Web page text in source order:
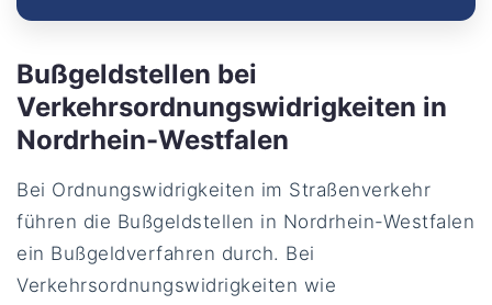
Bußgeldstellen bei
Verkehrsordnungswidrigkeiten in
Nordrhein-Westfalen
Bei Ordnungswidrigkeiten im Straßenverkehr
führen die Bußgeldstellen in Nordrhein-Westfalen
ein Bußgeldverfahren durch. Bei
Verkehrsordnungswidrigkeiten wie